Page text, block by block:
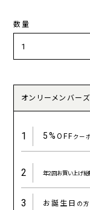
数量
オンリーメンバー
1 5%OFFクー
2 年2回お買い上げ総
3 お誕生日 の